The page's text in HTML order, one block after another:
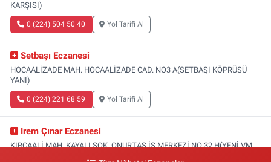
KARŞISI)
0 (224) 504 50 40 Yol Tarifi Al
Setbaşı Eczanesi
HOCAALİZADE MAH. HOCAALİZADE CAD. NO3 A(SETBAŞI KÖPRÜSÜ
YANI)
0 (224) 221 68 59 Yol Tarifi Al
Irem Çınar Eczanesi
KIRCAALİ MAH. KAYALI SOK. ONURTAŞ İŞ MERKEZİ NO:32 H(YENİ VM